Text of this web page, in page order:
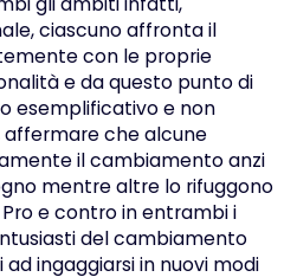
ciascuno affronta il
con le proprie
e da questo punto di
esemplificativo e non
che alcune
il cambiamento anzi
mentre altre lo rifuggono
e contro in entrambi i
del cambiamento
ingaggiarsi in nuovi modi